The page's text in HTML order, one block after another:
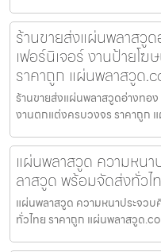
ร้านขายส่งแผ่นพลาสวู
เฟอร์นิเจอร์ งานป้ายโ
ราคาถูก แผ่นพลาสวูด
ร้านขายส่งแผ่นพลาสวูดอ่างทอ
งานตกแต่งครบวงจร ราคาถูก
แผ่นพลาสวูด ความหน
ลาสวูด พร้อมจัดส่งทั่ว
แผ่นพลาสวูด ความหนาประจว
ทั่วไทย ราคาถูก แผ่นพลาสวูด